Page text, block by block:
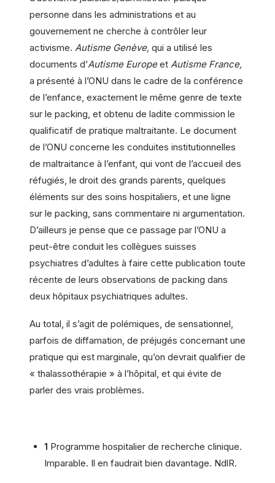
personne dans les administrations et au
gouvernement ne cherche à contrôler leur
activisme. Autisme Genève, qui a utilisé les
documents d’Autisme Europeet Autisme France,
a présenté à l’ONU dans le cadre de la conférence
de l’enfance, exactement le même genre de texte
sur le packing, et obtenu de ladite commission le
qualificatif de pratique maltraitante. Le document
de l’ONU concerne les conduites institutionnelles
de maltraitance à l’enfant, qui vont de l’accueil des
réfugiés, le droit des grands parents, quelques
éléments sur des soins hospitaliers, et une ligne
sur le packing, sans commentaire ni argumentation.
D’ailleurs je pense que ce passage par l’ONU a
peut-être conduit les collègues suisses
psychiatres d’adultes à faire cette publication toute
récente de leurs observations de packing dans
deux hôpitaux psychiatriques adultes.
Au total, il s’agit de polémiques, de sensationnel,
parfois de diffamation, de préjugés concernant une
pratique qui est marginale, qu’on devrait qualifier de
« thalassothérapie » à l’hôpital, et qui évite de
parler des vrais problèmes.
1 Programme hospitalier de recherche clinique.
Imparable. Il en faudrait bien davantage. NdlR.